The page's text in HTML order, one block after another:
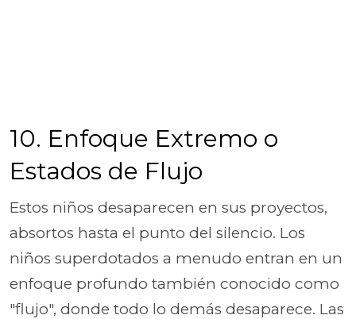
10. Enfoque Extremo o
Estados de Flujo
Estos niños desaparecen en sus proyectos,
absortos hasta el punto del silencio. Los
niños superdotados a menudo entran en un
enfoque profundo también conocido como
"flujo", donde todo lo demás desaparece. Las